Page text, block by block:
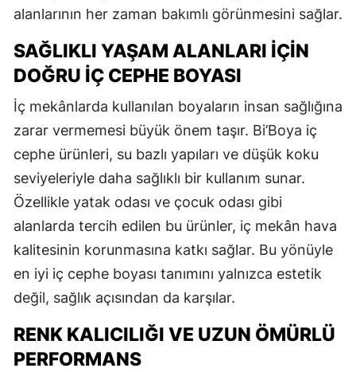
alanlarının her zaman bakımlı görünmesini sağlar.
SAĞLIKLI YAŞAM ALANLARI İÇIN
DOĞRU İÇ CEPHE BOYASI
İç mekânlarda kullanılan boyaların insan sağlığına
zarar vermemesi büyük önem taşır. Bi’Boya iç
cephe ürünleri, su bazlı yapıları ve düşük koku
seviyeleriyle daha sağlıklı bir kullanım sunar.
Özellikle yatak odası ve çocuk odası gibi
alanlarda tercih edilen bu ürünler, iç mekân hava
kalitesinin korunmasına katkı sağlar. Bu yönüyle
en iyi iç cephe boyası tanımını yalnızca estetik
değil, sağlık açısından da karşılar.
RENK KALICILIĞI VE UZUN ÖMÜRLÜ
PERFORMANS